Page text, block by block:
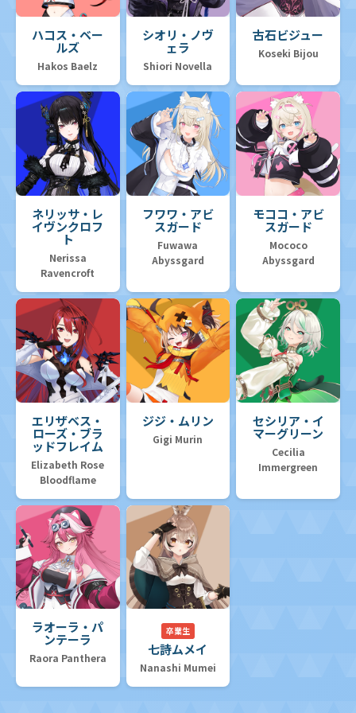
ハコス・ベー
ルズ
Hakos Baelz
シオリ・ノヴ
ェラ
Shiori Novella
古石ビジュー
Koseki Bijou
ネリッサ・レ
イヴンクロフ
ト
Nerissa
Ravencroft
フワワ・アビ
スガード
Fuwawa
Abyssgard
モココ・アビ
スガード
Mococo
Abyssgard
エリザベス・
ローズ・ブラ
ッドフレイム
Elizabeth Rose
Bloodflame
ジジ・ムリン
Gigi Murin
セシリア・イ
マーグリーン
Cecilia
Immergreen
ラオーラ・パ
ンテーラ
Raora Panthera
卒業生
七詩ムメイ
Nanashi Mumei